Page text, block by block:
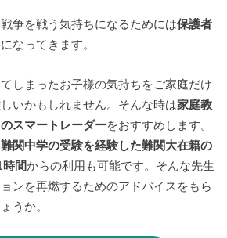
争を戦う気持ちになるためには保護者
なってきます。
しまったお子様の気持ちをご家庭だけ
いかもしれません。そんな時は家庭教
スマートレーダーをおすすめします。
難関中学の受験を経験した難関大在籍の
時間からの利用も可能です。そんな先生
ンを再燃するためのアドバイスをもら
うか。